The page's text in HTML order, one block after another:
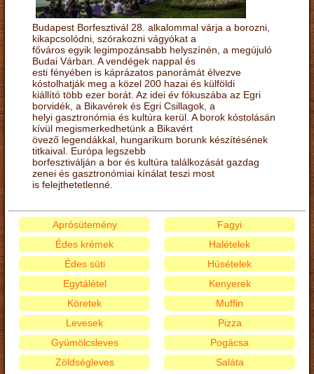
Budapest Borfesztivál 28. alkalommal várja a borozni,
kikapcsolódni, szórakozni vágyókat a
főváros egyik legimpozánsabb helyszínén, a megújuló
Budai Várban. A vendégek nappal és
esti fényében is káprázatos panorámát élvezve
kóstolhatják meg a közel 200 hazai és külföldi
kiállító több ezer borát. Az idei év fókuszába az Egri
borvidék, a Bikavérek és Egri Csillagok, a
helyi gasztronómia és kultúra kerül. A borok kóstolásán
kívül megismerkedhetünk a Bikavért
övező legendákkal, hungarikum borunk készítésének
titkaival. Európa legszebb
borfesztiválján a bor és kultúra találkozását gazdag
zenei és gasztronómiai kínálat teszi most
is felejthetetlenné.
Aprósütemény
Édes krémek
Édes süti
Egytálétel
Fagyi
Halételek
Húsételek
Kenyerek
Köretek
Levesek
Gyümölcsleves
Zöldségleves
Muffin
Pizza
Pogácsa
Saláta